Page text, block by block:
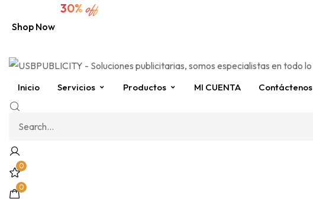
30% off
Shop Now
Inicio Servicios Productos MI CUENTA Contáctenos
0
0